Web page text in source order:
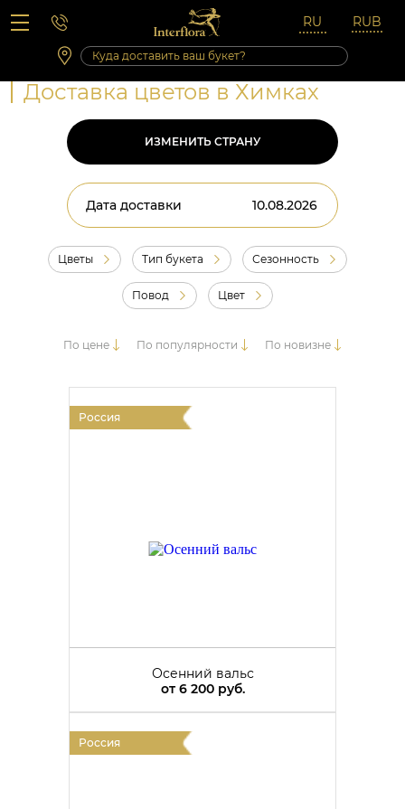
Вопросы-ответы
Сб 10:00 ‐ 14:00
Выходные и праздничные дни
Доставка цветов в Химках
ИЗМЕНИТЬ СТРАНУ
Дата доставки
Цветы Тип букета Сезонность
Повод Цвет
По цене По популярности По новизне
Россия
Осенний вальс
от6 200 руб.
Россия